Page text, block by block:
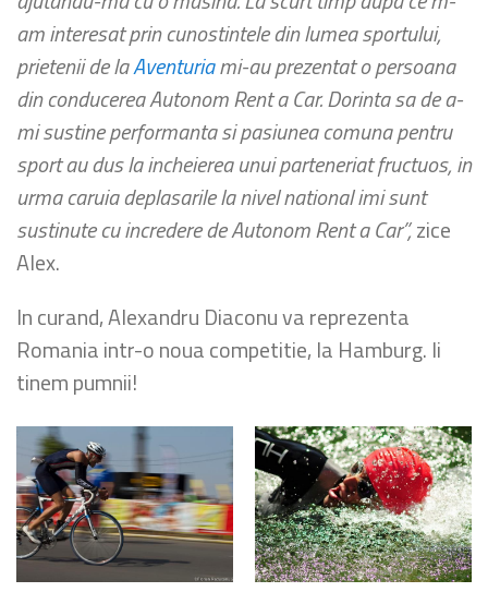
am interesat prin cunostintele din lumea sportului,
prietenii de laAventuriami-au prezentat o persoana
din conducerea Autonom Rent a Car. Dorinta sa de a-
mi sustine performanta si pasiunea comuna pentru
sportau dus la incheierea unui parteneriat fructuos, in
urma caruia deplasarile la nivel national imi sunt
sustinute cu incredere de Autonom Rent a Car”,zice
Alex.
In curand, Alexandru Diaconu va reprezenta
Romania intr-o noua competitie, la Hamburg. Ii
tinem pumnii!